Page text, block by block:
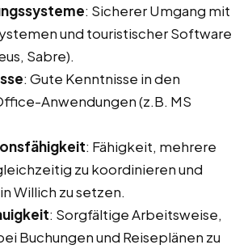
: Sicherer Umgang mit
und touristischer Software
Sabre).
: Gute Kenntnisse in den
Anwendungen (z.B. MS
: Fähigkeit, mehrere
zu koordinieren und
Willich zu setzen.
: Sorgfältige Arbeitsweise,
Buchungen und Reiseplänen zu